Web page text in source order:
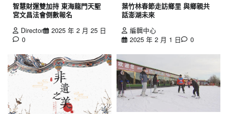
智慧財運雙加持 東海龍門天聖
宮文昌法會倒數報名
Director
2025 年 2 月 25 日
0
葉竹林春節走訪鄉里 與鄉親共
話澎湖未來
編輯中心
2025 年 2 月 1 日
0